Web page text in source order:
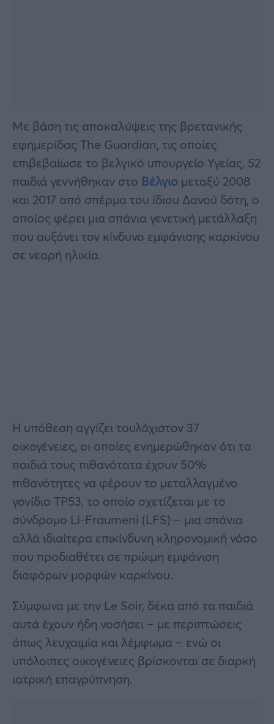
Με βάση τις αποκαλύψεις της βρετανικής
εφημερίδας The Guardian, τις οποίες
επιβεβαίωσε το βελγικό υπουργείο Υγείας, 52
παιδιά γεννήθηκαν στο Βέλγιο μεταξύ 2008
και 2017 από σπέρμα του ίδιου Δανού δότη, ο
οποίος φέρει μια σπάνια γενετική μετάλλαξη
που αυξάνει τον κίνδυνο εμφάνισης καρκίνου
σε νεαρή ηλικία.
Η υπόθεση αγγίζει τουλάχιστον 37
οικογένειες, οι οποίες ενημερώθηκαν ότι τα
παιδιά τους πιθανότατα έχουν 50%
πιθανότητες να φέρουν το μεταλλαγμένο
γονίδιο TP53, το οποίο σχετίζεται με το
σύνδρομο Li-Fraumeni (LFS) – μια σπάνια
αλλά ιδιαίτερα επικίνδυνη κληρονομική νόσο
που προδιαθέτει σε πρώιμη εμφάνιση
διαφόρων μορφών καρκίνου.
Σύμφωνα με την Le Soir, δέκα από τα παιδιά
αυτά έχουν ήδη νοσήσει – με περιπτώσεις
όπως λευχαιμία και λέμφωμα – ενώ οι
υπόλοιπες οικογένειες βρίσκονται σε διαρκή
ιατρική επαγρύπνηση.